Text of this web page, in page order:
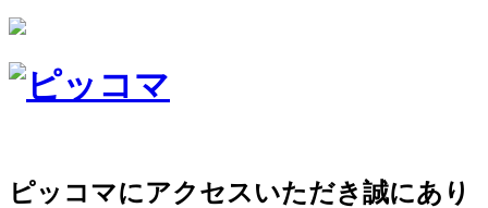
ピッコマにアクセスいただき誠にあり